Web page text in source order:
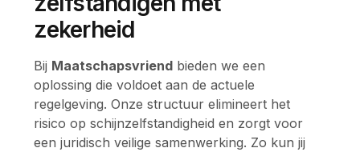
zekerheid
Bij Maatschapsvriend bieden we een
oplossing die voldoet aan de actuele
regelgeving. Onze structuur elimineert het
risico op schijnzelfstandigheid en zorgt voor
een juridisch veilige samenwerking. Zo kun jij